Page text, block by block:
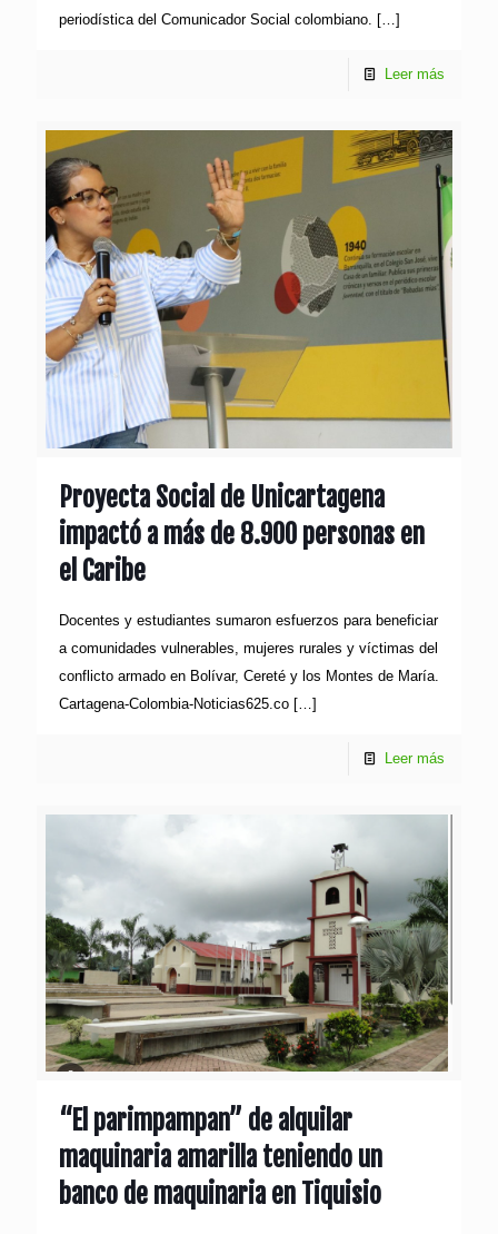
periodística del Comunicador Social colombiano. […]
Leer más
Proyecta Social de Unicartagena
impactó a más de 8.900 personas en
el Caribe
Docentes y estudiantes sumaron esfuerzos para beneficiar
a comunidades vulnerables, mujeres rurales y víctimas del
conflicto armado en Bolívar, Cereté y los Montes de María.
Cartagena-Colombia-Noticias625.co […]
Leer más
“El parimpampan” de alquilar
maquinaria amarilla teniendo un
banco de maquinaria en Tiquisio